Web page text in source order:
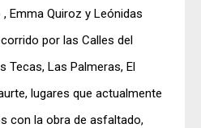
Emma Quiroz y Leónidas
por las Calles del
Tecas, Las Palmeras, El
lugares que actualmente
con la obra de asfaltado,